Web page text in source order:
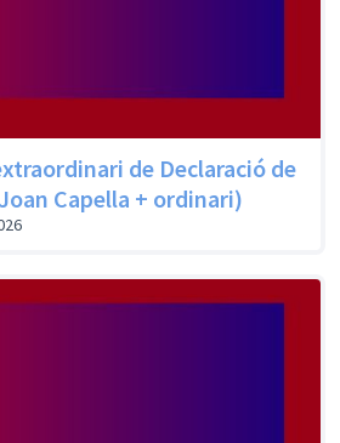
de Declaració de
Capella + ordinari)